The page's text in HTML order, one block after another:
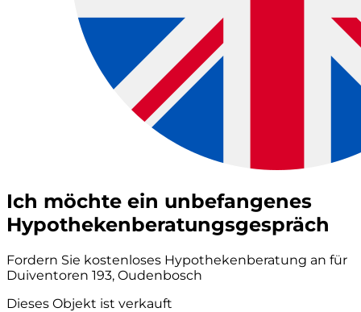
Ich möchte ein unbefangenes
Hypothekenberatungsgespräch
Fordern Sie kostenloses Hypothekenberatung an für
Duiventoren 193, Oudenbosch
Dieses Objekt ist verkauft